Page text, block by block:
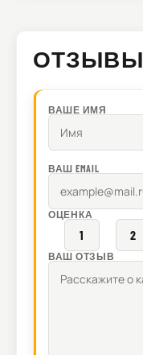
ОТЗЫВЫ
ВАШЕ ИМЯ
ВАШ EMAIL
ОЦЕНКА
1 2
ВАШ ОТЗЫВ